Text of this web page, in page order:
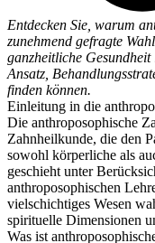
Entdecken Sie, warum
zunehmend gefragte
ganzheitliche
Ansatz,
finden können.
Einleitung in die
Die anthroposophische
Zahnheilkunde, die den
sowohl körperliche als
geschieht unter
anthroposophischen
vielschichtiges Wesen
spirituelle Dimensionen
Was ist